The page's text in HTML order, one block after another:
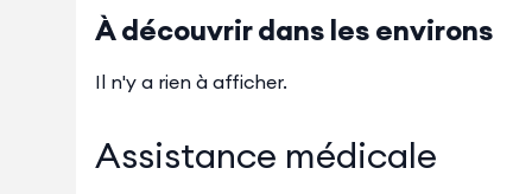
À découvrir dans les environs
Il n'y a rien à afficher.
Assistance médicale